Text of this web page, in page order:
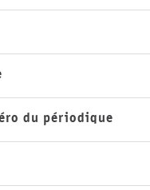
du périodique